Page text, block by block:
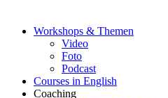
Workshops & Themen
Video
Foto
Podcast
Courses in English
Coaching